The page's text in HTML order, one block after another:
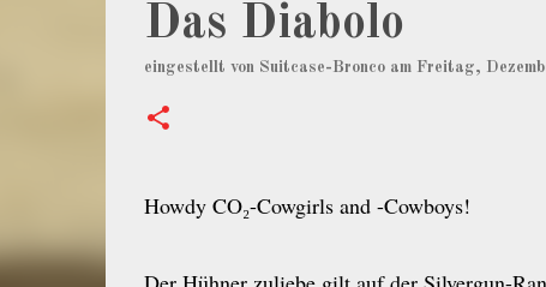
Das Diabolo
eingestellt von Suitcase-Bronco am Freitag,
Howdy CO₂-Cowgirls and -Cowboys!